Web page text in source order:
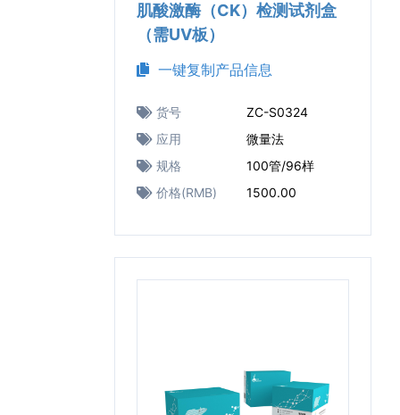
肌酸激酶（CK）检测试剂盒
（需UV板）
一键复制产品信息
货号
ZC-S0324
应用
微量法
规格
100管/96样
价格(RMB)
1500.00